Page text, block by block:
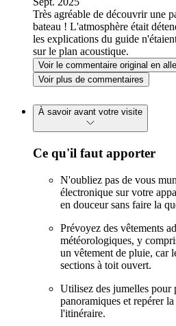
Très agréable de découvrir une
bateau ! L'atmosphère était
les explications du guide
sur le plan acoustique.
Voir le commentaire original en
Voir plus de commentaires
À savoir avant votre visite
Ce qu'il faut apporter
N'oubliez pas de vous
électronique sur votre
en douceur sans faire la
Prévoyez des vêtements
météorologiques, y
un vêtement de pluie, car
sections à toit ouvert.
Utilisez des jumelles pour
panoramiques et repérer
l'itinéraire.